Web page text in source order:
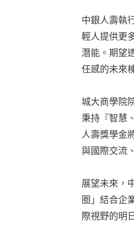
中銀人壽執
輕人提供更
潛能。期望
任感的未來
城大商學院
秉持『智慧
人壽獎學金
與國際交流
展望未來，
圈」結合企
際視野的明